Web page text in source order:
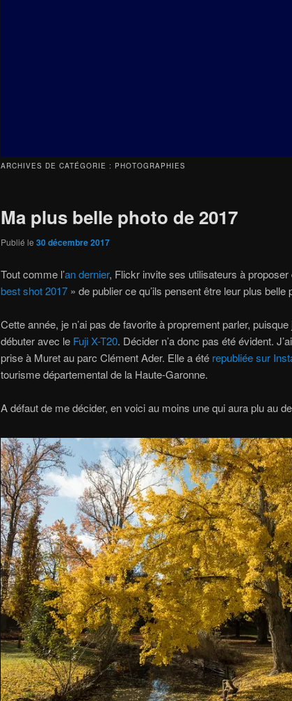
ARCHIVES DE CATÉGORIE : PHOTOGRAPHIES
Ma plus belle photo de 2017
Publié le 30 décembre 2017
Tout comme l’an dernier, Flickr invite ses utilisateurs à proposer
best shot 2017 » de publier ce qu’ils pensent être leur plus belle
Cette année, je n’ai pas de favorite à proprement parler,
débuter avec le Fuji X-T20. Décider n’a donc pas été évident.
prise à Muret au parc Clément Ader. Elle a été republiée sur
tourisme départemental de la Haute-Garonne.
A défaut de me décider, en voici au moins une qui aura plu au